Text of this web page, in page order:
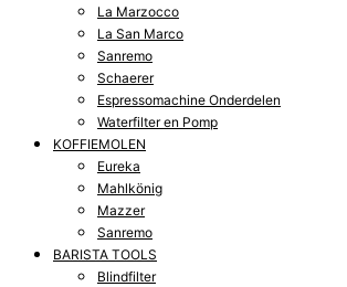
La Marzocco
La San Marco
Sanremo
Schaerer
Espressomachine Onderdelen
Waterfilter en Pomp
KOFFIEMOLEN
Eureka
Mahlkönig
Mazzer
Sanremo
BARISTA TOOLS
Blindfilter